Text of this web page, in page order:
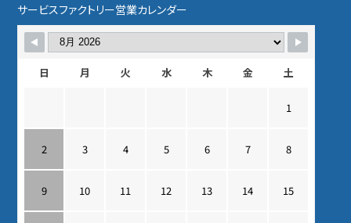
サービスファクトリー営業カレンダー
日 月 火 水 木 金 土
1
2 3 4 5 6 7 8
9 10 11 12 13 14 15